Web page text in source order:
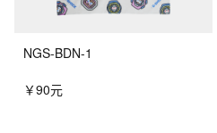
NGS-BDN-1
￥90元